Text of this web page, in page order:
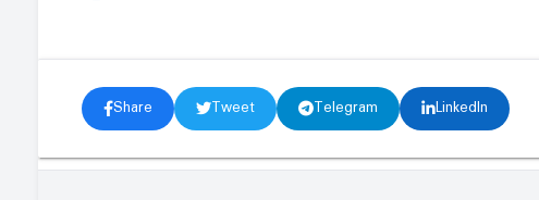
Share Tweet Telegram LinkedIn